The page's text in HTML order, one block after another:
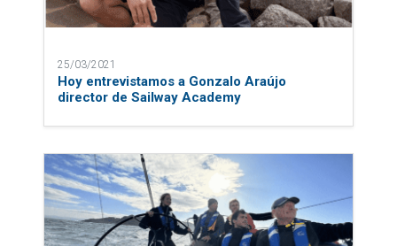
25/03/2021
Hoy entrevistamos a Gonzalo Araújo
director de Sailway Academy